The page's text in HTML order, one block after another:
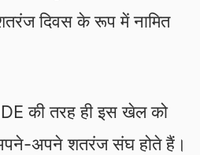
दिवस के रूप में नामित
की तरह ही इस खेल को
अपने शतरंज संघ होते हैं।